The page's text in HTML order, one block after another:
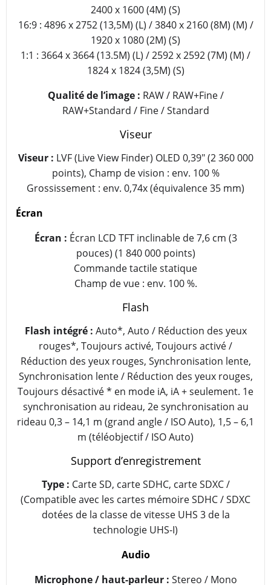
2400 x 1600 (4M) (S)
16:9 : 4896 x 2752 (13,5M) (L) / 3840 x 2160 (8M) (M) /
1920 x 1080 (2M) (S)
1:1 : 3664 x 3664 (13.5M) (L) / 2592 x 2592 (7M) (M) /
1824 x 1824 (3,5M) (S)
Qualité de l’image : RAW / RAW+Fine /
RAW+Standard / Fine / Standard
Viseur
Viseur : LVF (Live View Finder) OLED 0,39″ (2 360 000
points), Champ de vision : env. 100 %
Grossissement : env. 0,74x (équivalence 35 mm)
Écran
Écran : Écran LCD TFT inclinable de 7,6 cm (3
pouces) (1 840 000 points)
Commande tactile statique
Champ de vue : env. 100 %.
Flash
Flash intégré : Auto*, Auto / Réduction des yeux
rouges*, Toujours activé, Toujours activé /
Réduction des yeux rouges, Synchronisation lente,
Synchronisation lente / Réduction des yeux rouges,
Toujours désactivé * en mode iA, iA + seulement. 1e
synchronisation au rideau, 2e synchronisation au
rideau 0,3 – 14,1 m (grand angle / ISO Auto), 1,5 – 6,1
m (téléobjectif / ISO Auto)
Support d’enregistrement
Type : Carte SD, carte SDHC, carte SDXC /
(Compatible avec les cartes mémoire SDHC / SDXC
dotées de la classe de vitesse UHS 3 de la
technologie UHS-I)
Audio
Microphone / haut-parleur : Stereo / Mono